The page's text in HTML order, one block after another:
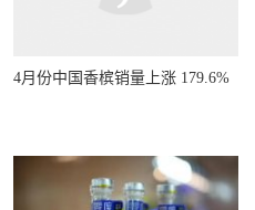
4月份中国香槟销量上涨 179.6%